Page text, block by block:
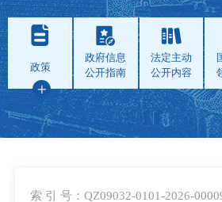
政策
政府信息
公开指南
法定主动
公开内容
索 引 号：QZ09032-0101-2026-